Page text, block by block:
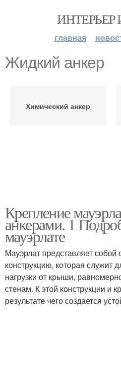
ИНТЕРЬЕР
главная
Жидкий анкер
Химический анкер
Крепление
анкерами. 1
мауэрлате
Мауэрлат представляет
конструкцию, которая служит
нагрузки от крыши,
стенам. К этой конструкции и
результате чего создается